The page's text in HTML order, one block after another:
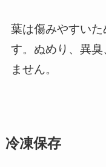
葉は傷みやすい
す。ぬめり、異
ません。
冷凍保存